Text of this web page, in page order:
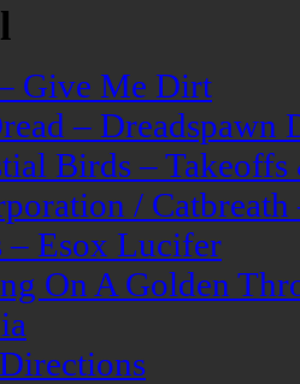
Give Me Dirt
– Dreadspawn
Birds –
/
– Esox Lucifer
On A Golden